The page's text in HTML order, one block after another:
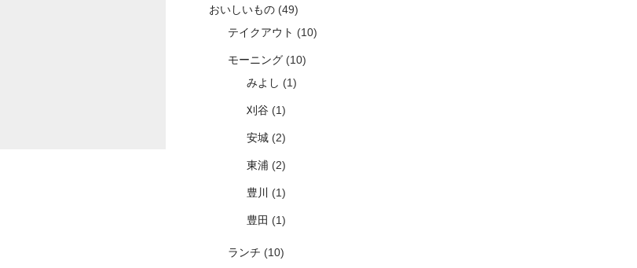
おいしいもの(49)
テイクアウト (10)
モーニング(10)
みよし (1)
刈谷(1)
安城(2)
東浦 (2)
豊川 (1)
豊田 (1)
ランチ (10)